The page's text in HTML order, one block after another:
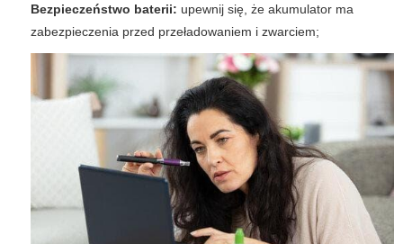
Bezpieczeństwo baterii: upewnij się, że akumulator ma
zabezpieczenia przed przeładowaniem i zwarciem;